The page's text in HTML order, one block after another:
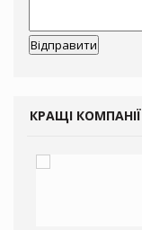
КРАЩІ КОМПАНІЇ